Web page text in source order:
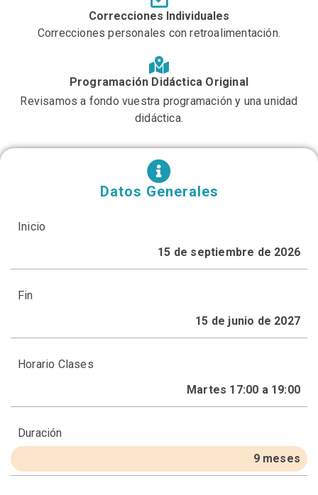
Correcciones Individuales
Correcciones personales con retroalimentación.
Programación Didáctica Original
Revisamos a fondo vuestra programación y una unidad
didáctica.
Datos Generales
Inicio
15 de septiembre de 2026
Fin
15 de junio de 2027
Horario Clases
Martes 17:00 a 19:00
Duración
9 meses